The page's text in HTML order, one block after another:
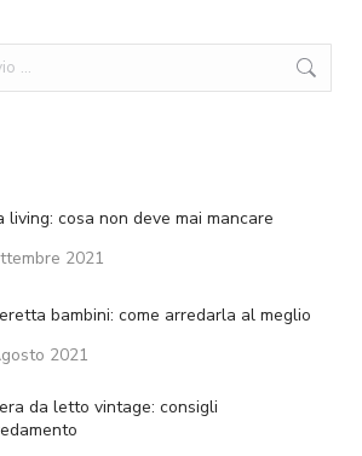
living: cosa non deve mai mancare
2021
bambini: come arredarla al meglio
2021
da letto vintage: consigli